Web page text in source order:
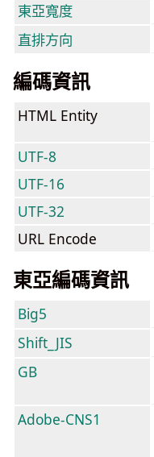
東亞寬度
直排方向
編碼資訊
HTML Entity
UTF-8
UTF-16
UTF-32
URL Encode
東亞編碼資訊
Big5
Shift_JIS
GB
Adobe-CNS1